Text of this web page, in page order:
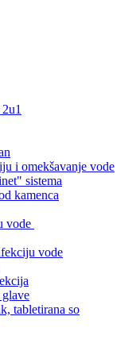
i omekšavanje vode
sistema
kamenca
vode
vode
tabletirana so